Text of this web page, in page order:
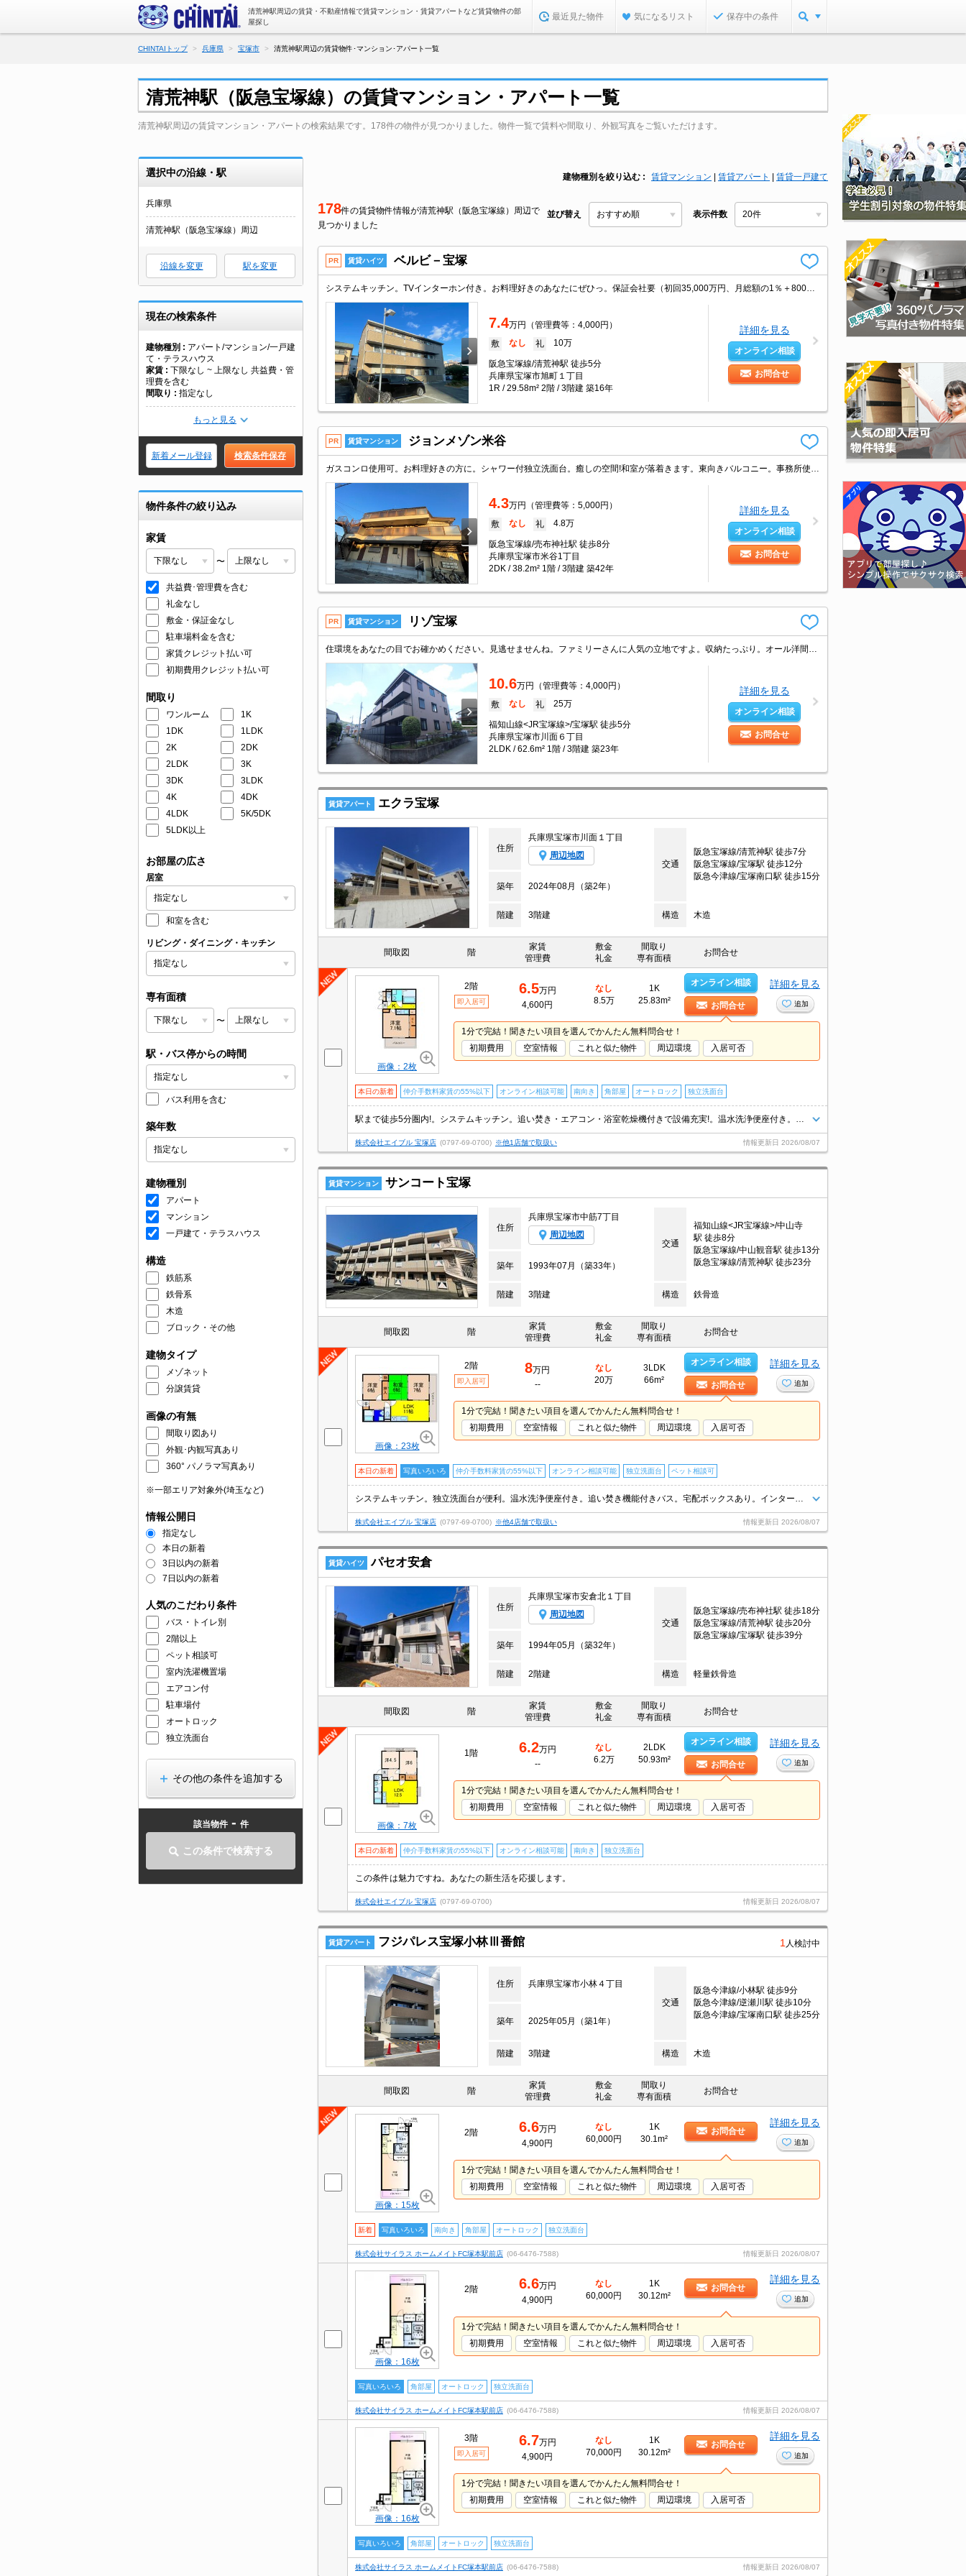
清荒神駅周辺の賃貸・不動産情報で賃貸マンション・賃貸アパートなど賃貸物件の部
屋探し
最近見た物件 気になるリスト 保存中の条件
CHINTAIトップ 兵庫県 宝塚市 清荒神駅周辺の賃貸物件･マンション･アパート一覧
清荒神駅（阪急宝塚線）の賃貸マンション・アパート一覧
清荒神駅周辺の賃貸マンション・アパートの検索結果です。178件の物件が見つかりました。物件一覧で賃料や間取り、外観写真をご覧いただけます。
選択中の沿線・駅
兵庫県
清荒神駅（阪急宝塚線）周辺
沿線を変更 駅を変更
現在の検索条件
建物種別
アパート/マンション/一戸建
て・テラスハウス
家賃
下限なし ~ 上限なし 共益費・管
理費を含む
間取り
指定なし
もっと見る
新着メール登録 検索条件保存
物件条件の絞り込み
家賃
〜
共益費･管理費を含む
礼金なし
敷金・保証金なし
駐車場料金を含む
家賃クレジット払い可
初期費用クレジット払い可
間取り
ワンルーム
1K
1DK
1LDK
2K
2DK
2LDK
3K
3DK
3LDK
4K
4DK
4LDK
5K/5DK
5LDK以上
お部屋の広さ
居室
和室を含む
リビング・ダイニング・キッチン
専有面積
〜
駅・バス停からの時間
バス利用を含む
築年数
建物種別
アパート
マンション
一戸建て・テラスハウス
構造
鉄筋系
鉄骨系
木造
ブロック・その他
建物タイプ
メゾネット
分譲賃貸
画像の有無
間取り図あり
外観･内観写真あり
360° パノラマ写真あり
※一部エリア対象外(埼玉など)
情報公開日
指定なし
本日の新着
3日以内の新着
7日以内の新着
人気のこだわり条件
バス・トイレ別
2階以上
ペット相談可
室内洗濯機置場
エアコン付
駐車場付
オートロック
独立洗面台
その他の条件を追加する
該当物件 - 件
この条件で検索する
建物種別を絞り込む 賃貸マンション 賃貸アパート 賃貸一戸建て
178件の賃貸物件情報が清荒神駅（阪急宝塚線）周辺で
見つかりました
並び替え 表示件数
PR 賃貸ハイツ ベルビ－宝塚
7.4万円（管理費等：4,000円）
敷 なし 礼 10万
阪急宝塚線/清荒神駅 徒歩5分
兵庫県宝塚市旭町１丁目
1R / 29.58m² 2階 / 3階建 築16年
詳細を見る
オンライン相談
お問合せ
PR 賃貸マンション ジョンメゾン米谷
4.3万円（管理費等：5,000円）
敷 なし 礼 4.8万
阪急宝塚線/売布神社駅 徒歩8分
兵庫県宝塚市米谷1丁目
2DK / 38.2m² 1階 / 3階建 築42年
詳細を見る
オンライン相談
お問合せ
PR 賃貸マンション リゾ宝塚
10.6万円（管理費等：4,000円）
敷 なし 礼 25万
福知山線<JR宝塚線>/宝塚駅 徒歩5分
兵庫県宝塚市川面６丁目
2LDK / 62.6m² 1階 / 3階建 築23年
詳細を見る
オンライン相談
お問合せ
賃貸アパート エクラ宝塚
住所
兵庫県宝塚市川面１丁目
周辺地図
交通
阪急宝塚線/清荒神駅 徒歩7分
阪急宝塚線/宝塚駅 徒歩12分
阪急今津線/宝塚南口駅 徒歩15分
築年
2024年08月（築2年）
階建 3階建 構造 木造
間取図 階
家賃
管理費
敷金
礼金
間取り
専有面積
お問合せ
画像：2枚
2階
即入居可
6.5万円
4,600円
なし
8.5万
1K
25.83m²
オンライン相談
お問合せ
詳細を見る
追加
1分で完結！聞きたい項目を選んでかんたん無料問合せ！
初期費用
空室情報 これと似た物件 周辺環境 入居可否
本日の新着 仲介手数料家賃の55%以下 オンライン相談可能 南向き 角部屋 オートロック 独立洗面台
株式会社エイブル 宝塚店 (0797-69-0700) ※他1店舗で取扱い 情報更新日 2026/08/07
賃貸マンション サンコート宝塚
住所
兵庫県宝塚市中筋7丁目
周辺地図
交通
福知山線<JR宝塚線>/中山寺
駅 徒歩8分
阪急宝塚線/中山観音駅 徒歩13分
阪急宝塚線/清荒神駅 徒歩23分
築年 1993年07月（築33年）
階建 3階建 構造 鉄骨造
間取図 階
家賃
管理費
敷金
礼金
間取り
専有面積
お問合せ
画像：23枚
2階
即入居可
8万円
--
なし
20万
3LDK
66m²
オンライン相談
お問合せ
詳細を見る
追加
1分で完結！聞きたい項目を選んでかんたん無料問合せ！
初期費用
空室情報 これと似た物件 周辺環境 入居可否
本日の新着 写真いろいろ 仲介手数料家賃の55%以下 オンライン相談可能 独立洗面台 ペット相談可
株式会社エイブル 宝塚店 (0797-69-0700) ※他4店舗で取扱い 情報更新日 2026/08/07
賃貸ハイツ パセオ安倉
住所
兵庫県宝塚市安倉北１丁目
周辺地図
交通
阪急宝塚線/売布神社駅 徒歩18分
阪急宝塚線/清荒神駅 徒歩20分
阪急宝塚線/宝塚駅 徒歩39分
築年
1994年05月（築32年）
階建 2階建 構造 軽量鉄骨造
間取図 階
家賃
管理費
敷金
礼金
間取り
専有面積
お問合せ
画像：7枚
1階 6.2万円
--
なし
6.2万
2LDK
50.93m²
オンライン相談
お問合せ
詳細を見る
追加
1分で完結！聞きたい項目を選んでかんたん無料問合せ！
初期費用
空室情報 これと似た物件 周辺環境 入居可否
本日の新着 仲介手数料家賃の55%以下 オンライン相談可能 南向き 独立洗面台
この条件は魅力ですね。あなたの新生活を応援します。
株式会社エイブル 宝塚店 (0797-69-0700) 情報更新日 2026/08/07
賃貸アパート フジパレス宝塚小林Ⅲ番館 1 人検討中
住所 兵庫県宝塚市小林４丁目
交通
阪急今津線/小林駅 徒歩9分
阪急今津線/逆瀬川駅 徒歩10分
阪急今津線/宝塚南口駅 徒歩25分
築年 2025年05月（築1年）
階建 3階建 構造 木造
間取図 階
家賃
管理費
敷金
礼金
間取り
専有面積
お問合せ
画像：15枚
2階 6.6万円
4,900円
なし
60,000円
1K
30.1m²
お問合せ
詳細を見る
追加
1分で完結！聞きたい項目を選んでかんたん無料問合せ！
初期費用
空室情報 これと似た物件 周辺環境 入居可否
新着 写真いろいろ 南向き 角部屋 オートロック 独立洗面台
株式会社サイラス ホームメイトFC塚本駅前店 (06-6476-7588) 情報更新日 2026/08/07
画像：16枚
2階 6.6万円
4,900円
なし
60,000円
1K
30.12m²
お問合せ
詳細を見る
追加
1分で完結！聞きたい項目を選んでかんたん無料問合せ！
初期費用
空室情報 これと似た物件 周辺環境 入居可否
写真いろいろ 角部屋 オートロック 独立洗面台
株式会社サイラス ホームメイトFC塚本駅前店 (06-6476-7588) 情報更新日 2026/08/07
画像：16枚
3階
即入居可
6.7万円
4,900円
なし
70,000円
1K
30.12m²
お問合せ
詳細を見る
追加
1分で完結！聞きたい項目を選んでかんたん無料問合せ！
初期費用
空室情報 これと似た物件 周辺環境 入居可否
写真いろいろ 角部屋 オートロック 独立洗面台
株式会社サイラス ホームメイトFC塚本駅前店 (06-6476-7588) 情報更新日 2026/08/07